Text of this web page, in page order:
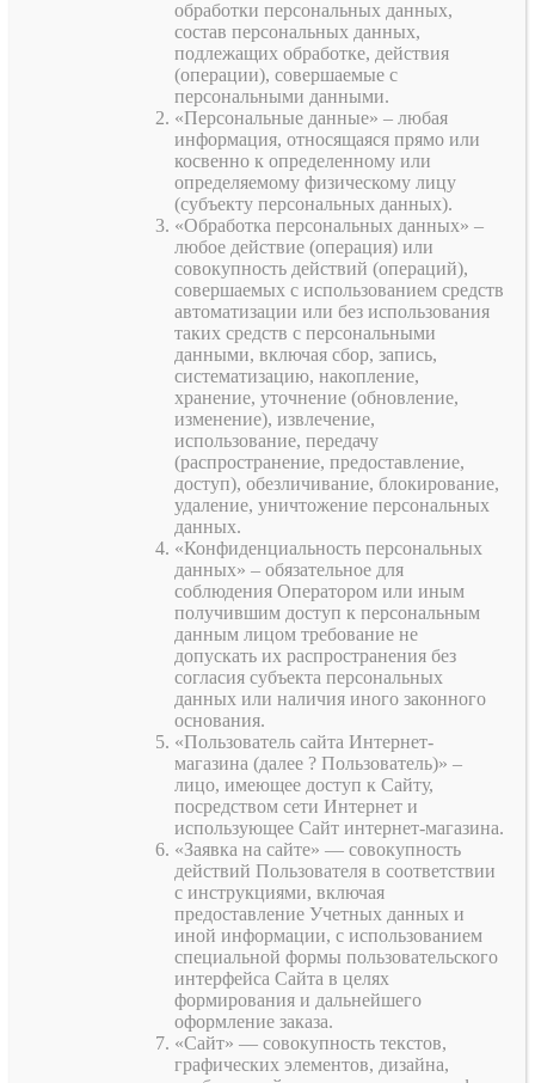
обработки персональных данных,
состав персональных данных,
подлежащих обработке, действия
(операции), совершаемые с
персональными данными.
«Персональные данные» – любая
информация, относящаяся прямо или
косвенно к определенному или
определяемому физическому лицу
(субъекту персональных данных).
«Обработка персональных данных» –
любое действие (операция) или
совокупность действий (операций),
совершаемых с использованием средств
автоматизации или без использования
таких средств с персональными
данными, включая сбор, запись,
систематизацию, накопление,
хранение, уточнение (обновление,
изменение), извлечение,
использование, передачу
(распространение, предоставление,
доступ), обезличивание, блокирование,
удаление, уничтожение персональных
данных.
«Конфиденциальность персональных
данных» – обязательное для
соблюдения Оператором или иным
получившим доступ к персональным
данным лицом требование не
допускать их распространения без
согласия субъекта персональных
данных или наличия иного законного
основания.
«Пользователь сайта Интернет-
магазина (далее ? Пользователь)» –
лицо, имеющее доступ к Сайту,
посредством сети Интернет и
использующее Сайт интернет-магазина.
«Заявка на сайте» — совокупность
действий Пользователя в соответствии
с инструкциями, включая
предоставление Учетных данных и
иной информации, с использованием
специальной формы пользовательского
интерфейса Сайта в целях
формирования и дальнейшего
оформление заказа.
«Сайт» — совокупность текстов,
графических элементов, дизайна,